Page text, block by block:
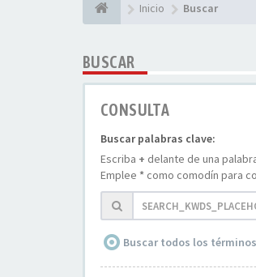
Inicio Buscar
BUSCAR
CONSULTA
Buscar palabras clave:
Escriba + delante de una
Emplee * como comodín para
Buscar todos los términos